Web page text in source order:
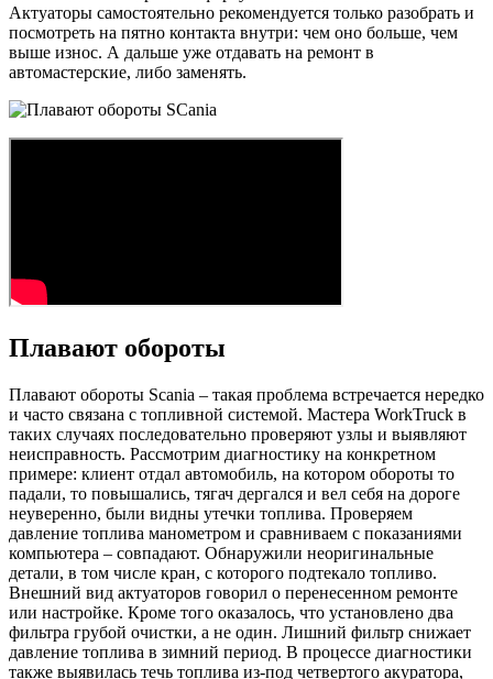
Актуаторы самостоятельно рекомендуется только разобрать и
посмотреть на пятно контакта внутри: чем оно больше, чем
выше износ. А дальше уже отдавать на ремонт в
автомастерские, либо заменять.
Плавают обороты
Плавают обороты Scania – такая проблема встречается нередко
и часто связана с топливной системой. Мастера WorkTruck в
таких случаях последовательно проверяют узлы и выявляют
неисправность. Рассмотрим диагностику на конкретном
примере: клиент отдал автомобиль, на котором обороты то
падали, то повышались, тягач дергался и вел себя на дороге
неуверенно, были видны утечки топлива. Проверяем
давление топлива манометром и сравниваем с показаниями
компьютера – совпадают. Обнаружили неоригинальные
детали, в том числе кран, с которого подтекало топливо.
Внешний вид актуаторов говорил о перенесенном ремонте
или настройке. Кроме того оказалось, что установлено два
фильтра грубой очистки, а не один. Лишний фильтр снижает
давление топлива в зимний период. В процессе диагностики
также выявилась течь топлива из-под четвертого акуратора,